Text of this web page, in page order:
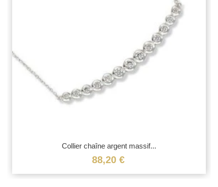
Collier chaîne argent massif...
88,20 €